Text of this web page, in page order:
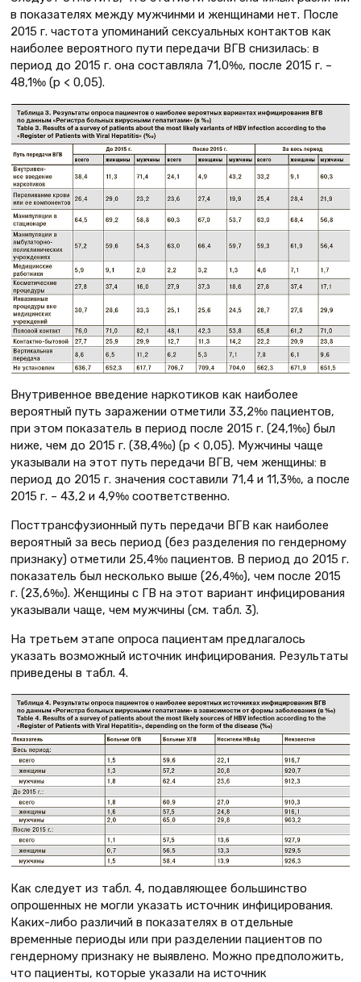
в показателях между мужчинми и женщинами нет. После
2015 г. частота упоминаний сексуальных контактов как
наиболее вероятного пути передачи ВГВ снизилась: в
период до 2015 г. она составляла 71,0‰, после 2015 г. –
48,1‰ (р < 0,05).
Внутривенное введение наркотиков как наиболее
вероятный путь заражении отметили 33,2‰ пациентов,
при этом показатель в период после 2015 г. (24,1‰) был
ниже, чем до 2015 г. (38,4‰) (р < 0,05). Мужчины чаще
указывали на этот путь передачи ВГВ, чем женщины: в
период до 2015 г. значения составили 71,4 и 11,3‰, а после
2015 г. – 43,2 и 4,9‰ соответственно.
Посттрансфузионный путь передачи ВГВ как наиболее
вероятный за весь период (без разделения по гендерному
признаку) отметили 25,4‰ пациентов. В период до 2015 г.
показатель был несколько выше (26,4‰), чем после 2015
г. (23,6‰). Женщины с ГВ на этот вариант инфицирования
указывали чаще, чем мужчины (см. табл. 3).
На третьем этапе опроса пациентам предлагалось
указать возможный источник инфицирования. Результаты
приведены в табл. 4.
Как следует из табл. 4, подавляющее большинство
опрошенных не могли указать источник инфицирования.
Каких-либо различий в показателях в отдельные
временные периоды или при разделении пациентов по
гендерному признаку не выявлено. Можно предположить,
что пациенты, которые указали на источник